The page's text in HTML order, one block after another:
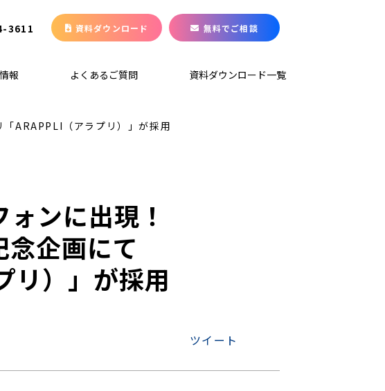
3611 資料ダウンロード 無料でご相談
報 よくあるご質問 資料ダウンロード一覧
ARAPPLI（アラプリ）」が採用
ンに出現！
念企画にて
リ）」が採用
ツイート